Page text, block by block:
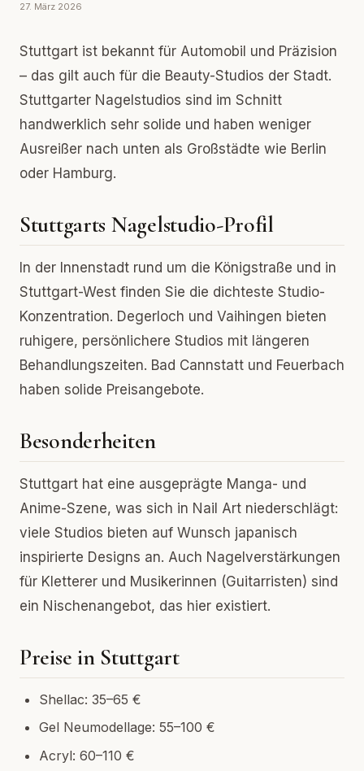
27. März 2026
Stuttgart ist bekannt für Automobil und Präzision
– das gilt auch für die Beauty-Studios der Stadt.
Stuttgarter Nagelstudios sind im Schnitt
handwerklich sehr solide und haben weniger
Ausreißer nach unten als Großstädte wie Berlin
oder Hamburg.
Stuttgarts Nagelstudio-Profil
In der Innenstadt rund um die Königstraße und in
Stuttgart-West finden Sie die dichteste Studio-
Konzentration. Degerloch und Vaihingen bieten
ruhigere, persönlichere Studios mit längeren
Behandlungszeiten. Bad Cannstatt und Feuerbach
haben solide Preisangebote.
Besonderheiten
Stuttgart hat eine ausgeprägte Manga- und
Anime-Szene, was sich in Nail Art niederschlägt:
viele Studios bieten auf Wunsch japanisch
inspirierte Designs an. Auch Nagelverstärkungen
für Kletterer und Musikerinnen (Guitarristen) sind
ein Nischenangebot, das hier existiert.
Preise in Stuttgart
Shellac: 35–65 €
Gel Neumodellage: 55–100 €
Acryl: 60–110 €